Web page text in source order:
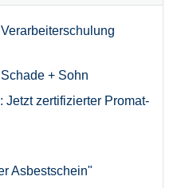
+ Sohn
Jetzt zertifizierter Promat-
Asbestschein"